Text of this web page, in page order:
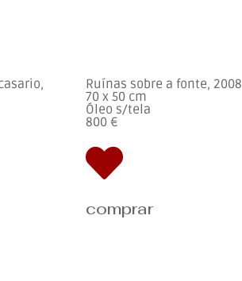
Ruínas sobre a fonte, 2008
70 x 50 cm
Óleo s/tela
800 €
comprar